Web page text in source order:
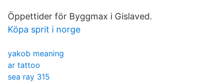
Öppettider för Byggmax i Gislaved.
Köpa sprit i norge
yakob meaning
ar tattoo
sea ray 315